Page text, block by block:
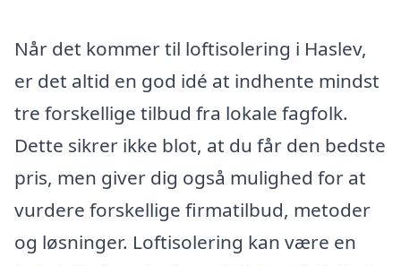
Når det kommer til loftisolering i Haslev,
er det altid en god idé at indhente mindst
tre forskellige tilbud fra lokale fagfolk.
Dette sikrer ikke blot, at du får den bedste
pris, men giver dig også mulighed for at
vurdere forskellige firmatilbud, metoder
og løsninger. Loftisolering kan være en